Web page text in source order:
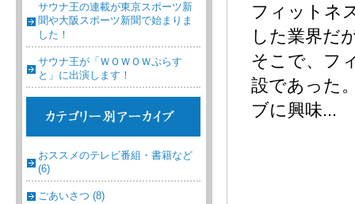
サウナ王の連載が東京スポーツ新
聞や大阪スポーツ新聞で始まりま
した！
サウナ王が「ＷＯＷＯＷぷらす
と」に出演します！
おススメのテレビ番組・書籍など
(6)
ごあいさつ (8)
フィットネ
した業界だ
そこで、フ
設であった
ブに興味...